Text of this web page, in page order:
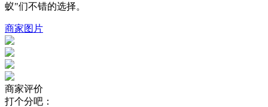
蚁"们不错的选择。
商家图片
商家评价
打个分吧：